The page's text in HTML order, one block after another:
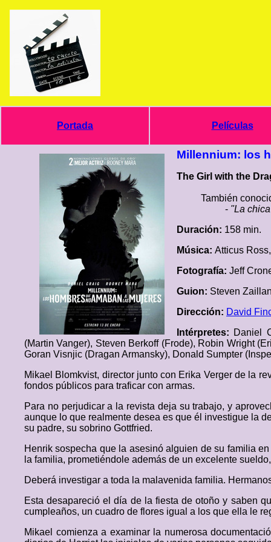
Portada Películas
Millennium: los
The Girl with the
También
- "La
Duración: 158 min.
Música: Atticus
Fotografía: Jeff
Guion: Steven
Dirección: David
Intérpretes: Daniel
(Martin Vanger), Steven Berkoff (Frode), Robin Wright
Goran Visnjic (Dragan Armansky), Donald Sumpter
Mikael Blomkvist, director junto con Erika Verger de la
fondos públicos para traficar con armas.
Para no perjudicar a la revista deja su trabajo, y
aunque lo que realmente desea es que él investigue la
su padre, su sobrino Gottfried.
Henrik sospecha que la asesinó alguien de su familia
la familia, prometiéndole además de un excelente
Deberá investigar a toda la malavenida familia.
Esta desapareció el día de la fiesta de otoño y saben
cumpleaños, un cuadro de flores igual a los que ella le
Mikael comienza a examinar la numerosa